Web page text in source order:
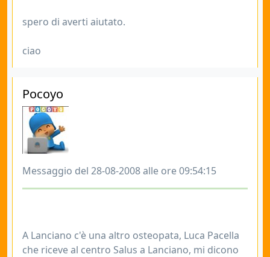
spero di averti aiutato.
ciao
Pocoyo
Messaggio del 28-08-2008 alle ore 09:54:15
A Lanciano c'è una altro osteopata, Luca Pacella
che riceve al centro Salus a Lanciano, mi dicono